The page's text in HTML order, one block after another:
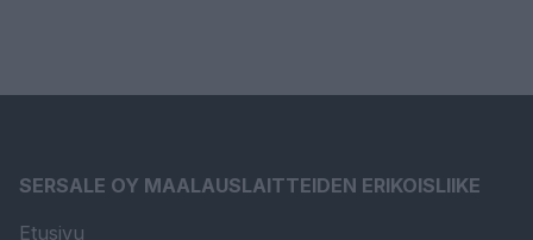
SERSALE OY MAALAUSLAITTEIDEN ERIKOISLIIKE
Etusivu